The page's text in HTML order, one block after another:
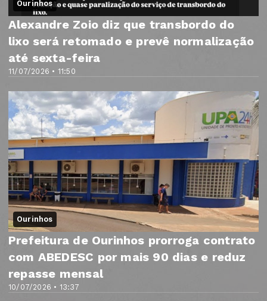
Ourinhos
11/07/2026 • 11:50
Alexandre Zoio diz que transbordo do
lixo será retomado e prevê normalização
até sexta-feira
Ourinhos
10/07/2026 • 13:37
Prefeitura de Ourinhos prorroga contrato
com ABEDESC por mais 90 dias e reduz
repasse mensal